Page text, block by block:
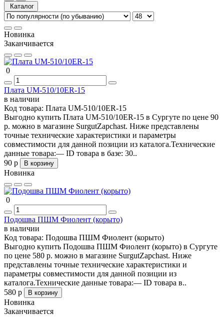
Каталог
Новинка
Заканчивается
0
Плата UM-510/10ER-15
в наличии
Код товара: Плата UM-510/10ER-15
Выгодно купить Плата UM-510/10ER-15 в Сургуте по цене 90
р. можно в магазине SurgutZapchast. Ниже представлены
точные технические характеристики и параметры
совместимости для данной позиции из каталога.Технические
данные товара:— ID товара в базе: 30..
90 р
В корзину
Новинка
0
Подошва ПШМ Фиолент (корыто)
в наличии
Код товара: Подошва ПШМ Фиолент (корыто)
Выгодно купить Подошва ПШМ Фиолент (корыто) в Сургуте
по цене 580 р. можно в магазине SurgutZapchast. Ниже
представлены точные технические характеристики и
параметры совместимости для данной позиции из
каталога.Технические данные товара:— ID товара в..
580 р
В корзину
Новинка
Заканчивается